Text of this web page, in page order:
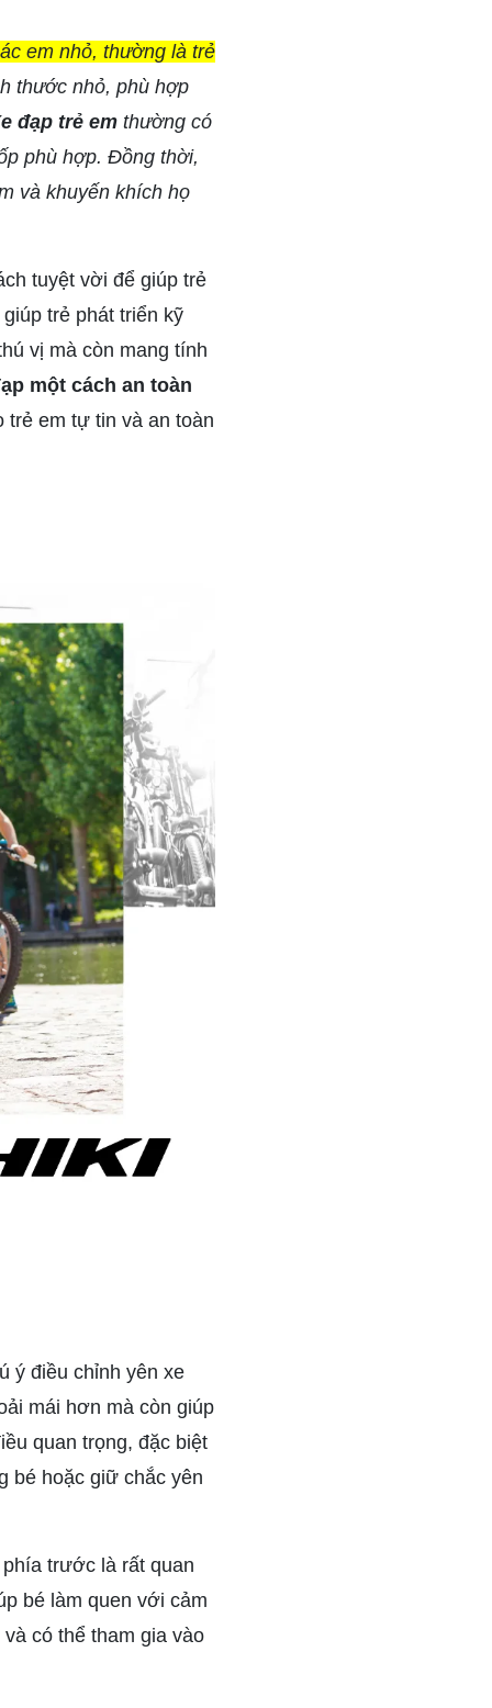
em nhỏ, thường là trẻ
thước nhỏ, phù hợp
đạp trẻ emthường có
phù hợp. Đồng thời,
và khuyến khích họ
tuyệt vời để giúp trẻ
trẻ phát triển kỹ
vị mà còn mang tính
một cách an toàn
em tự tin và an toàn
ý điều chỉnh yên xe
mái hơn mà còn giúp
quan trọng, đặc biệt
bé hoặc giữ chắc yên
trước là rất quan
bé làm quen với cảm
có thể tham gia vào